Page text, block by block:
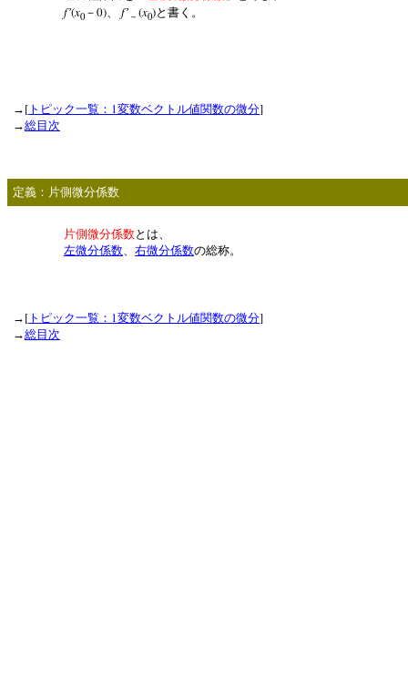
f’(x0 － 0) f’ － (x0)と書く。
→ [ トピック一覧： 1変数ベクトル値関数の微分]
→総目次
定義：片側微分係数
片側微分係数とは、
左微分係数、 右微分係数の総称。
→ [ トピック一覧： 1変数ベクトル値関数の微分]
→総目次